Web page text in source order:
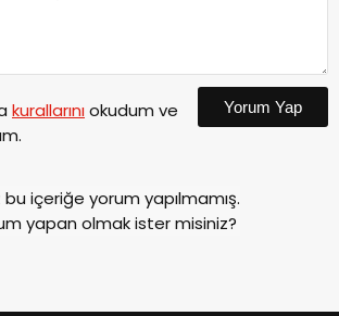
kurallarınıokudum ve
Yorum Yap
bu içeriğe yorum yapılmamış.
yapan olmak ister misiniz?